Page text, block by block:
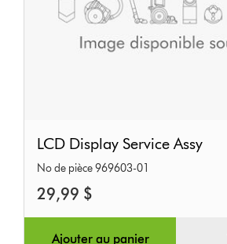
Display
Service
Assy
LCD Display Service Assy
No de pièce 969603-01
29,99 $
Ajouter au panier